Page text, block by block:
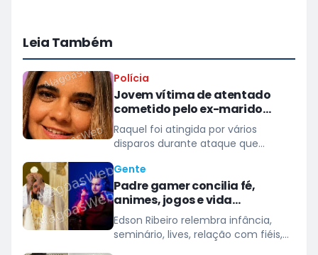
Leia Também
Polícia
Jovem vítima de atentado
cometido pelo ex-marido
morre após 38 dias internada
no HGE
Raquel foi atingida por vários
disparos durante ataque que
mãe ferida
Gente
Padre gamer concilia fé,
animes, jogos e vida
sacerdotal
Edson Ribeiro relembra infância,
seminário, lives, relação com fiéis,